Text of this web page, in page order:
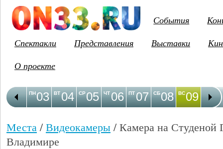
События
Спектакли
Представления Выставки
О проекте
03
ПН 04
ВТ 05
СР 06
ЧТ 07
ПТ 08
СБ 09
ВС 10
ПН
Места /Видеокамеры / Камера на Студеной
Владимире